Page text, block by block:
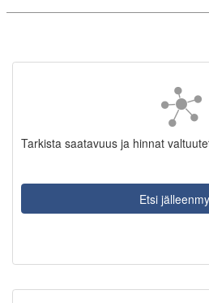
Tarkista saatavuus ja hinnat
Etsi